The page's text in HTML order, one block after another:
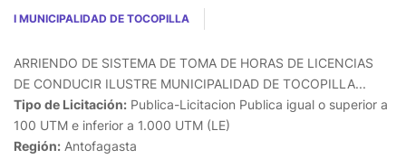
I MUNICIPALIDAD DE TOCOPILLA
ARRIENDO DE SISTEMA DE TOMA DE HORAS DE LICENCIAS
DE CONDUCIR ILUSTRE MUNICIPALIDAD DE TOCOPILLA...
Tipo de Licitación: Publica-Licitacion Publica igual o superior a
100 UTM e inferior a 1.000 UTM (LE)
Región: Antofagasta